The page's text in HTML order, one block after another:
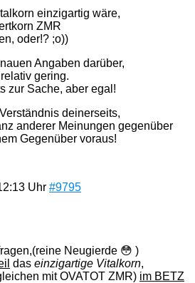
einzigartig wäre,
ZMR
oder!? ;o))
Angaben darüber,
gering.
zur Sache, aber egal!
deinerseits,
anderer Meinungen gegenüber
Gegenüber voraus!
Uhr #9795
Neugierde 😳 )
das einzigartige Vitalkorn,
mit OVATOT ZMR) im BETZ